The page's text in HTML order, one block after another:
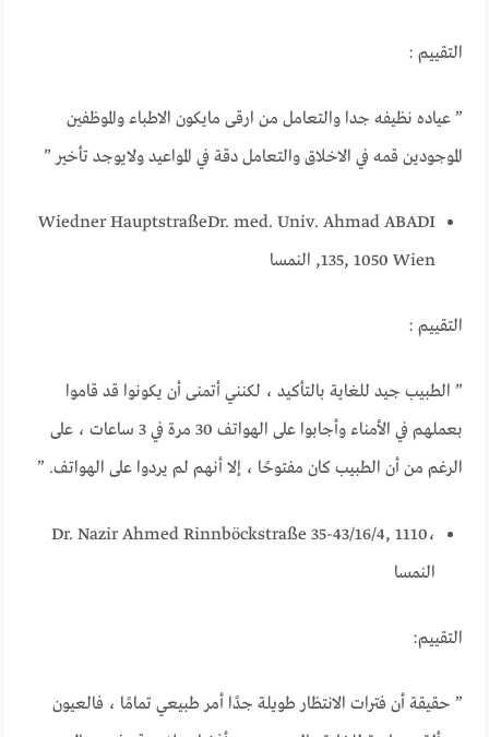
التقييم :
” عياده نظيفه جدا والتعامل من ارقى مايكون الاطباء والموظفين
الموجودين قمه في الاخلاق والتعامل دقة في المواعيد ولايوجد تأخير ”
Dr. med. Univ. Ahmad ABADI
Wiedner Hauptstraße
135, 1050 Wien, النمسا
التقييم :
” الطبيب جيد للغاية بالتأكيد ، لكنني أتمنى أن يكونوا قد قاموا
بعملهم في الأمناء وأجابوا على الهواتف 30 مرة في 3 ساعات ، على
الرغم من أن الطبيب كان مفتوحًا ، إلا أنهم لم يردوا على الهواتف. ”
Dr. Nazir Ahmed Rinnböckstraße 35-43/16/4, 1110،
النمسا
التقييم:
” حقيقة أن فترات الانتظار طويلة جدًا أمر طبيعي تمامًا ، فالعيون